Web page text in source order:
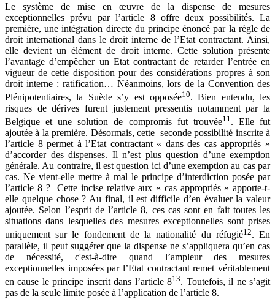
Le système de mise en œuvre de la dispense de mesures
exceptionnelles prévu par l’article 8 offre deux possibilités. La
première, une intégration directe du principe énoncé par la règle de
droit international dans le droit interne de l’Etat contractant. Ainsi,
elle devient un élément de droit interne. Cette solution présente
l’avantage d’empêcher un Etat contractant de retarder l’entrée en
vigueur de cette disposition pour des considérations propres à son
droit interne : ratification… Néanmoins, lors de la Convention des
Plénipotentiaires, la Suède s’y est opposée10. Bien entendu, les
risques de dérives furent justement pressentis notamment par la
Belgique et une solution de compromis fut trouvée11. Elle fut
ajoutée à la première. Désormais, cette seconde possibilité inscrite à
l’article 8 permet à l’Etat contractant « dans des cas appropriés »
d’accorder des dispenses. Il n’est plus question d’une exemption
générale. Au contraire, il est question ici d’une exemption au cas par
cas. Ne vient-elle mettre à mal le principe d’interdiction posée par
l’article 8 ? Cette incise relative aux « cas appropriés » apporte-t-
elle quelque chose ? Au final, il est difficile d’en évaluer la valeur
ajoutée. Selon l’esprit de l’article 8, ces cas sont en fait toutes les
situations dans lesquelles des mesures exceptionnelles sont prises
uniquement sur le fondement de la nationalité du réfugié12. En
parallèle, il peut suggérer que la dispense ne s’appliquera qu’en cas
de nécessité, c'est-à-dire quand l’ampleur des mesures
exceptionnelles imposées par l’Etat contractant remet véritablement
en cause le principe inscrit dans l’article 813. Toutefois, il ne s’agit
pas de la seule limite posée à l’application de l’article 8.